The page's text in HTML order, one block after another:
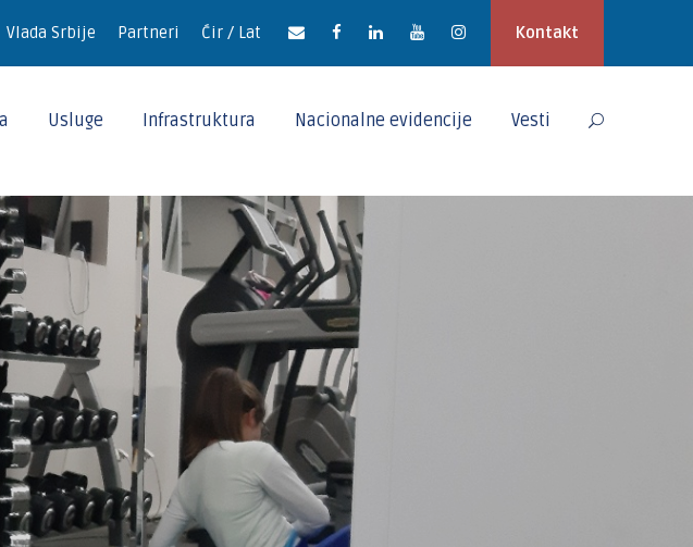
Vlada Srbije Partneri Ćir / Lat Kontakt
Usluge Infrastruktura Nacionalne evidencije Vesti